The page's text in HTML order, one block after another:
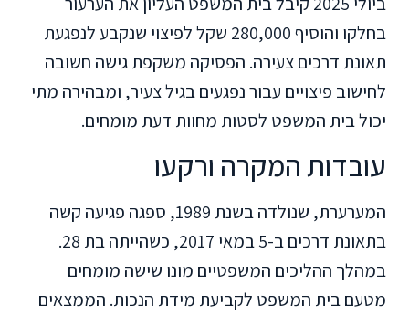
בחלקו והוסיף 280,000 שקל לפיצוי שנקבע לנפגעת
תאונת דרכים צעירה. הפסיקה משקפת גישה חשובה
לחישוב פיצויים עבור נפגעים בגיל צעיר, ומבהירה מתי
יכול בית המשפט לסטות מחוות דעת מומחים.
עובדות המקרה ורקעו
המערערת, שנולדה בשנת 1989, ספגה פגיעה קשה
בתאונת דרכים ב-5 במאי 2017, כשהייתה בת 28.
במהלך ההליכים המשפטיים מונו שישה מומחים
מטעם בית המשפט לקביעת מידת הנכות. הממצאים